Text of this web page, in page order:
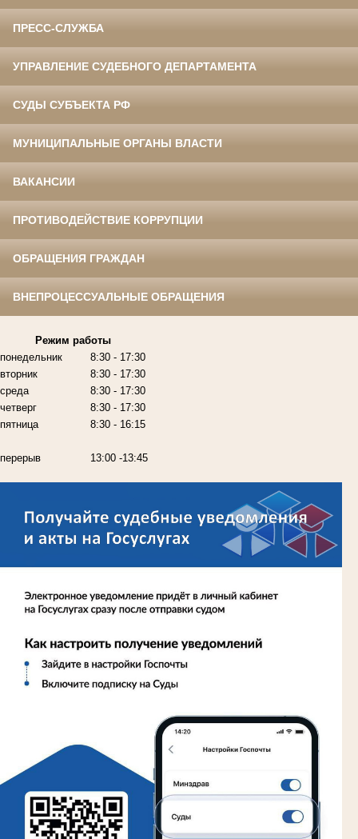
ПРЕСС-СЛУЖБА
УПРАВЛЕНИЕ СУДЕБНОГО ДЕПАРТАМЕНТА
СУДЫ СУБЪЕКТА РФ
МУНИЦИПАЛЬНЫЕ ОРГАНЫ ВЛАСТИ
ВАКАНСИИ
ПРОТИВОДЕЙСТВИЕ КОРРУПЦИИ
ОБРАЩЕНИЯ ГРАЖДАН
ВНЕПРОЦЕССУАЛЬНЫЕ ОБРАЩЕНИЯ
Режим работы
понедельник
вторник
среда
четверг
пятница
перерыв
8:30 - 17:30
8:30 - 17:30
8:30 - 17:30
8:30 - 17:30
8:30 - 16:15
13:00 -13:45